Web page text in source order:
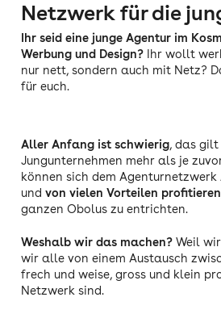
Netzwerk für die
Ihr seid eine junge Agentur im
Werbung und Design? Ihr wollt
nur nett, sondern auch mit Netz?
für euch.
Aller Anfang ist schwierig, das
Jungunternehmen mehr als je
können sich dem Agenturnetzwerk
undvon vielen Vorteilen profitieren
ganzen Obolus zu entrichten.
Weshalb wir das machen? Weil
wir alle von einem Austausch
frech und weise, gross und klein
Netzwerk sind.